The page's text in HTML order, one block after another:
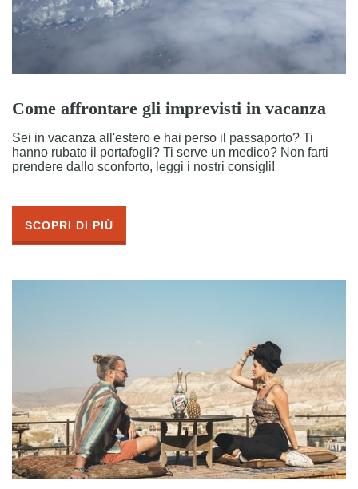
Come affrontare gli imprevisti in vacanza
Sei in vacanza all'estero e hai perso il passaporto? Ti
hanno rubato il portafogli? Ti serve un medico? Non farti
prendere dallo sconforto, leggi i nostri consigli!
SCOPRI DI PIÙ